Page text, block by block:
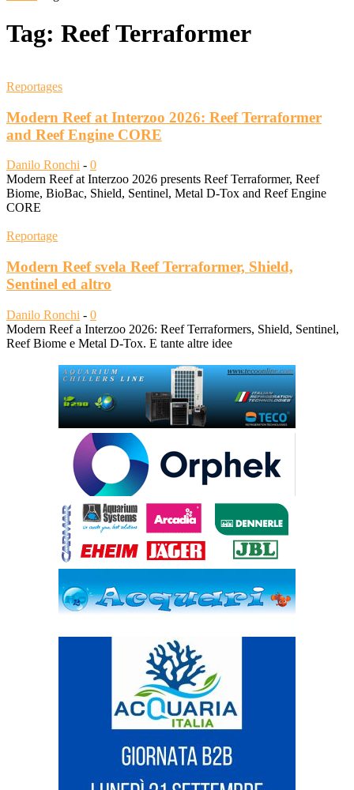
Tag: Reef Terraformer
Reportages
Modern Reef at Interzoo 2026: Reef Terraformer
and Reef Engine CORE
Danilo Ronchi - 0
Modern Reef at Interzoo 2026 presents Reef Terraformer, Reef
Biome, BioBac, Shield, Sentinel, Metal D-Tox and Reef Engine
CORE
Reportage
Modern Reef svela Reef Terraformer, Shield,
Sentinel ed altro
Danilo Ronchi - 0
Modern Reef a Interzoo 2026: Reef Terraformers, Shield, Sentinel,
Reef Biome e Metal D-Tox. E tante altre idee